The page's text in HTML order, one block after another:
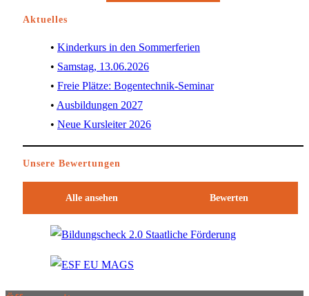
Aktuelles
Kinderkurs in den Sommerferien
Samstag, 13.06.2026
Freie Plätze: Bogentechnik-Seminar
Ausbildungen 2027
Neue Kursleiter 2026
Unsere Bewertungen
Alle ansehen Bewerten